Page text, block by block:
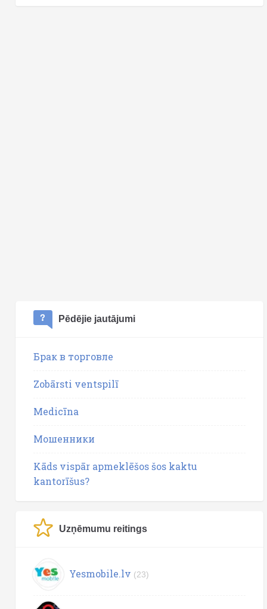
Pēdējie jautājumi
Брак в торговле
Zobārsti ventspilī
Medicīna
Мошенники
Kāds vispār apmeklēšos šos kaktu
kantorīšus?
Uzņēmumu reitings
Yesmobile.lv (23)